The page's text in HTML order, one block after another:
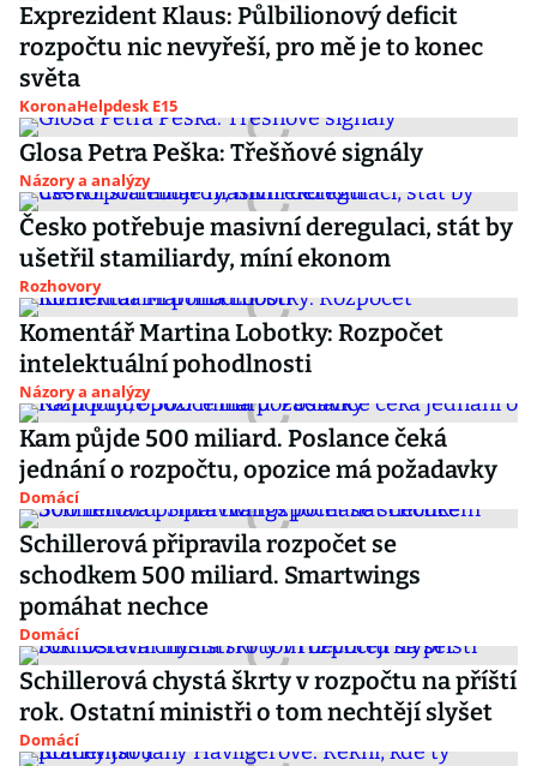
Exprezident Klaus: Půlbilionový deficit
rozpočtu nic nevyřeší, pro mě je to konec
světa
KoronaHelpdesk E15
Glosa Petra Peška: Třešňové signály
Názory a analýzy
Česko potřebuje masivní deregulaci, stát by
ušetřil stamiliardy, míní ekonom
Rozhovory
Komentář Martina Lobotky: Rozpočet
intelektuální pohodlnosti
Názory a analýzy
Kam půjde 500 miliard. Poslance čeká
jednání o rozpočtu, opozice má požadavky
Domácí
Schillerová připravila rozpočet se
schodkem 500 miliard. Smartwings
pomáhat nechce
Domácí
Schillerová chystá škrty v rozpočtu na příští
rok. Ostatní ministři o tom nechtějí slyšet
Domácí